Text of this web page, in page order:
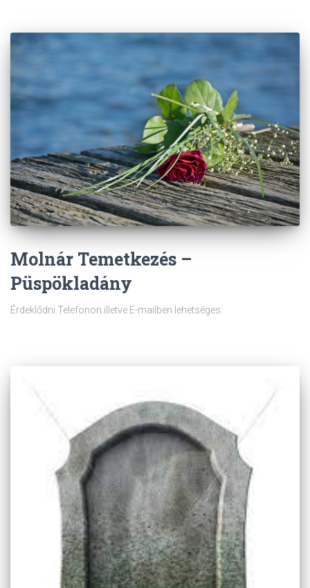
Molnár Temetkezés –
Püspökladány
Érdeklődni Telefonon illetve E-mailben lehetséges.